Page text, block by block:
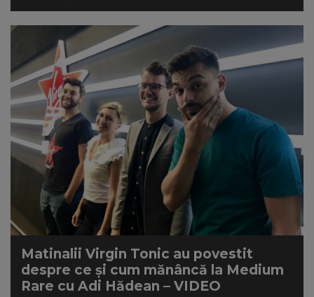
Matinalii Virgin Tonic au povestit
despre ce și cum mănâncă la Medium
Rare cu Adi Hădean – VIDEO